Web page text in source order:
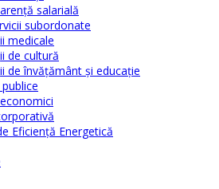
salarială
subordonate
medicale
de cultură
de învăţământ şi educaţie
Eficienţă Energetică